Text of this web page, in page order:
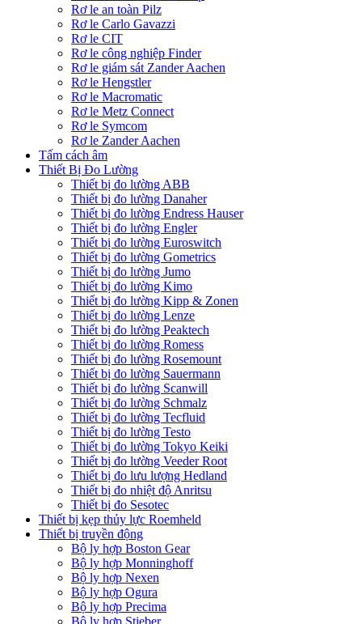
Rơ le an toàn Pilz
Rơ le Carlo Gavazzi
Rơ le CIT
Rơ le công nghiệp Finder
Rơ le giám sát Zander Aachen
Rơ le Hengstler
Rơ le Macromatic
Rơ le Metz Connect
Rơ le Symcom
Rơ le Zander Aachen
Tấm cách âm
Thiết Bị Đo Lường
Thiết bị đo lường ABB
Thiết bị đo lường Danaher
Thiết bị đo lường Endress Hauser
Thiết bị đo lường Engler
Thiết bị đo lường Euroswitch
Thiết bị đo lường Gometrics
Thiết bị đo lường Jumo
Thiết bị đo lường Kimo
Thiết bị đo lường Kipp & Zonen
Thiết bị đo lường Lenze
Thiết bị đo lường Peaktech
Thiết bị đo lường Romess
Thiết bị đo lường Rosemount
Thiết bị đo lường Sauermann
Thiết bị đo lường Scanwill
Thiết bị đo lường Schmalz
Thiết bị đo lường Tecfluid
Thiết bị đo lường Testo
Thiết bị đo lường Tokyo Keiki
Thiết bị đo lường Veeder Root
Thiết bị đo lưu lượng Hedland
Thiết bị đo nhiệt độ Anritsu
Thiết bị đo Sesotec
Thiết bị kẹp thủy lực Roemheld
Thiết bị truyền động
Bộ ly hợp Boston Gear
Bộ ly hợp Monninghoff
Bộ ly hợp Nexen
Bộ ly hợp Ogura
Bộ ly hợp Precima
Bộ ly hợp Stieber